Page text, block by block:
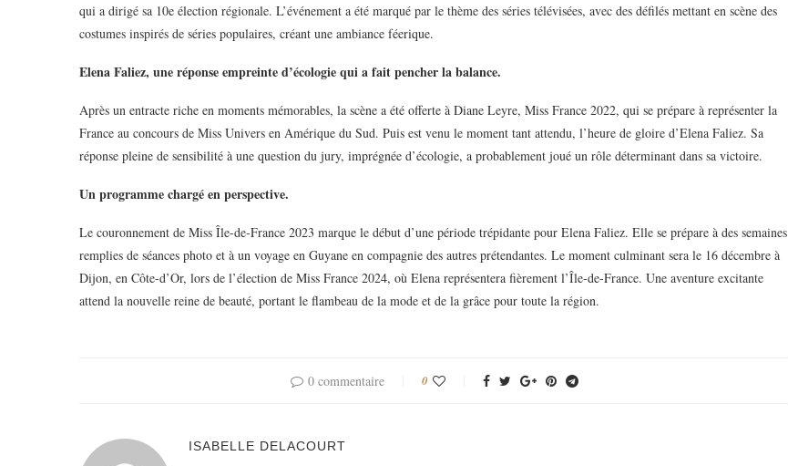
qui a dirigé sa 10e élection régionale. L’événement a été marqué par le thème des séries télévisées, avec des défilés mettant en scène des
costumes inspirés de séries populaires, créant une ambiance féerique.
Elena Faliez, une réponse empreinte d’écologie qui a fait pencher la balance.
Après un entracte riche en moments mémorables, la scène a été offerte à Diane Leyre, Miss France 2022, qui se prépare à représenter la
France au concours de Miss Univers en Amérique du Sud. Puis est venu le moment tant attendu, l’heure de gloire d’Elena Faliez. Sa
réponse pleine de sensibilité à une question du jury, imprégnée d’écologie, a probablement joué un rôle déterminant dans sa victoire.
Un programme chargé en perspective.
Le couronnement de Miss Île-de-France 2023 marque le début d’une période trépidante pour Elena Faliez. Elle se prépare à des semaines
remplies de séances photo et à un voyage en Guyane en compagnie des autres prétendantes. Le moment culminant sera le 16 décembre à
Dijon, en Côte-d’Or, lors de l’élection de Miss France 2024, où Elena représentera fièrement l’Île-de-France. Une aventure excitante
attend la nouvelle reine de beauté, portant le flambeau de la mode et de la grâce pour toute la région.
0 commentaire 0
ISABELLE DELACOURT